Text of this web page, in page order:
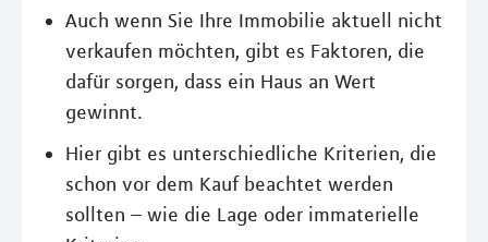
Auch wenn Sie Ihre Immobilie aktuell nicht
verkaufen möchten, gibt es Faktoren, die
dafür sorgen, dass ein Haus an Wert
gewinnt.
Hier gibt es unterschiedliche Kriterien, die
schon vor dem Kauf beachtet werden
sollten – wie die Lage oder immaterielle